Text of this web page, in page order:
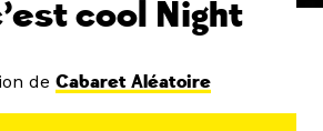
cool Night
de Cabaret Aléatoire